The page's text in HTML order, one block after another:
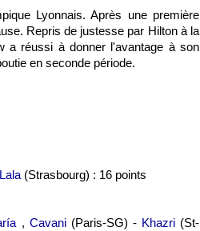
Lyonnais. Après une première
Repris de justesse par Hilton à la
a réussi à donner l'avantage à son
en seconde période.
Lala (Strasbourg) : 16 points
, Cavani(Paris-SG) - Khazri(St-